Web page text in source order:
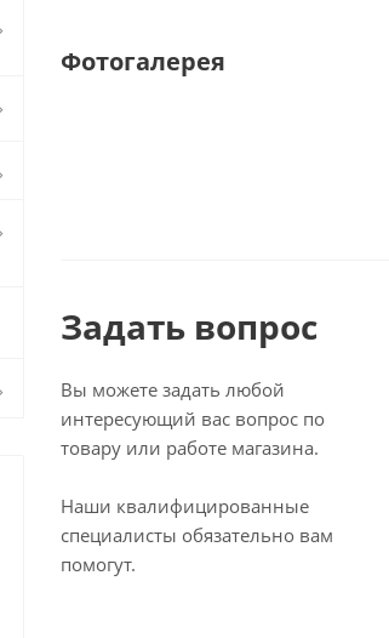
Фотогалерея
Задать вопрос
Вы можете задать любой
интересующий вас вопрос по
товару или работе магазина.
Наши квалифицированные
специалисты обязательно вам
помогут.